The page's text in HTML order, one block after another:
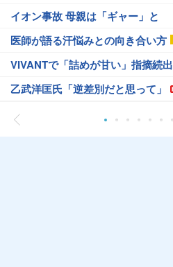
イオン事故 母親は「ギャー」と
医師が語る汗悩みとの向き合い方
VIVANTで「詰めが甘い」指摘続出
乙武洋匡氏「逆差別だと思って」